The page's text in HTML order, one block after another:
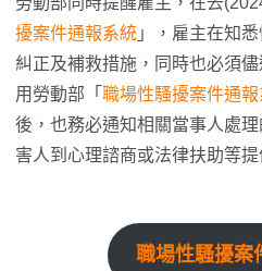
擾案件通報系統 」，雇主在知
糾正及補救措施，同時也必須
用勞動部「 職場性騷擾案件通
後，也務必通知相關當事人處
害人到心理諮商或法律扶助等
職場性騷擾案